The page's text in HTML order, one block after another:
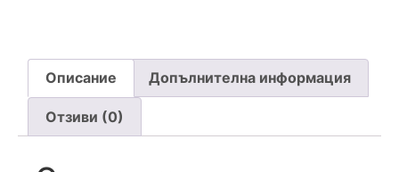
Описание Допълнителна информация
Отзиви (0)